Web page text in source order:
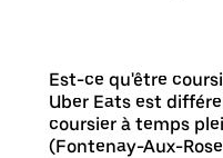
Est-ce qu'être
Uber Eats est
coursier à temps
(Fontenay-Aux-